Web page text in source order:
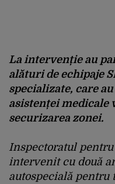
La intervenție au
alături de echipaje
specializate, care
asistenței
securizarea zonei.
Inspectoratul
intervenit cu două
autospecială pentru